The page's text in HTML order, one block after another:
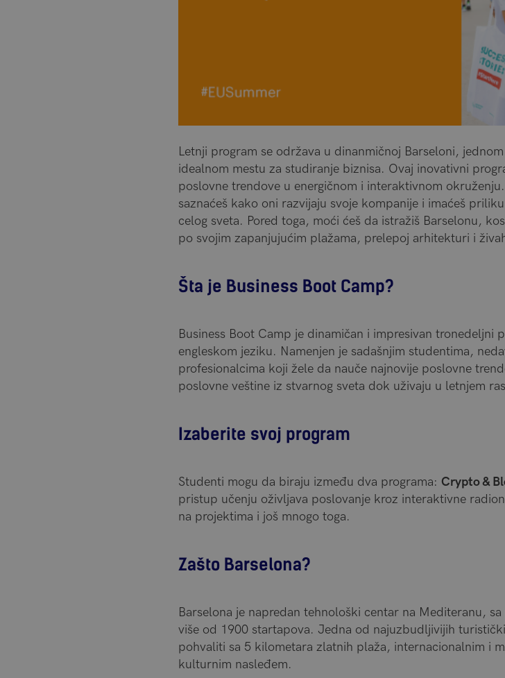
Letnji program se održava u dinanmičnoj Barseloni,
idealnom mestu za studiranje biznisa. Ovaj inovativni
poslovne trendove u energičnom i interaktivnom
saznaćeš kako oni razvijaju svoje kompanije i imaćeš
celog sveta. Pored toga, moći ćeš da istražiš Barselonu,
po svojim zapanjujućim plažama, prelepoj arhitekturi i
Šta je Business Boot Camp?
Business Boot Camp je dinamičan i impresivan tronedeljni
engleskom jeziku. Namenjen je sadašnjim studentima,
profesionalcima koji žele da nauče najnovije poslovne
poslovne veštine iz stvarnog sveta dok uživaju u letnjem
Izaberite svoj program
Studenti mogu da biraju između dva programa: Crypto &
pristup učenju oživljava poslovanje kroz interaktivne
na projektima i još mnogo toga.
Zašto Barselona?
Barselona je napredan tehnološki centar na Mediteranu,
više od 1900 startapova. Jedna od najuzbudljivijih
pohvaliti sa 5 kilometara zlatnih plaža, internacionalnim i
kulturnim nasleđem.